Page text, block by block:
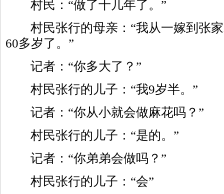
村民：“做了十几年了。”
村民张行的母亲：“我从一嫁到张家
60多岁了。”
记者：“你多大了？”
村民张行的儿子：“我9岁半。”
记者：“你从小就会做麻花吗？”
村民张行的儿子：“是的。”
记者：“你弟弟会做吗？”
村民张行的儿子：“会”